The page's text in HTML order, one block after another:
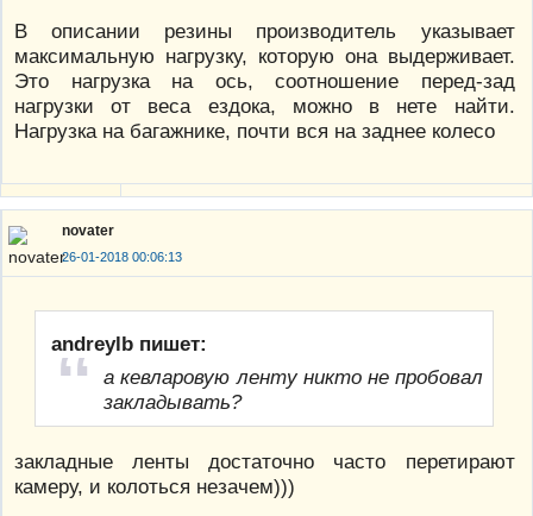
В описании резины производитель указывает
максимальную нагрузку, которую она выдерживает.
Это нагрузка на ось, соотношение перед-зад
нагрузки от веса ездока, можно в нете найти.
Нагрузка на багажнике, почти вся на заднее колесо
novater
26-01-2018 00:06:13
andreylb пишет:
а кевларовую ленту никто не пробовал
закладывать?
закладные ленты достаточно часто перетирают
камеру, и колоться незачем)))